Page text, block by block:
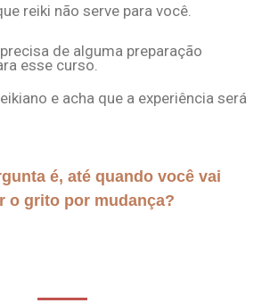
reiki não serve para você.
de alguma preparação
esse curso.
e acha que a experiência será
é, até quando você vai
o grito por mudança?